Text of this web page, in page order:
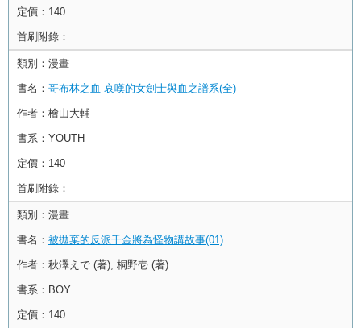
定價： 140
首刷附錄：
類別： 漫畫
書名： 哥布林之血 哀嘆的女劍士與血之譜系(全)
作者： 檜山大輔
書系： YOUTH
定價： 140
首刷附錄：
類別： 漫畫
書名： 被拋棄的反派千金將為怪物講故事(01)
作者： 秋澤えで (著), 桐野壱 (著)
書系： BOY
定價： 140